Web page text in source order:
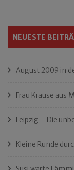
NEUESTE
August 2009 in
Frau Krause aus
Leipzig – Die
Kleine Runde